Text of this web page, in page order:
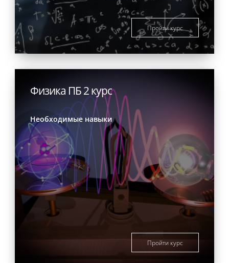
Пройти курс
Физика ПБ 2 курс
Необходимые навыки
Пройти курс